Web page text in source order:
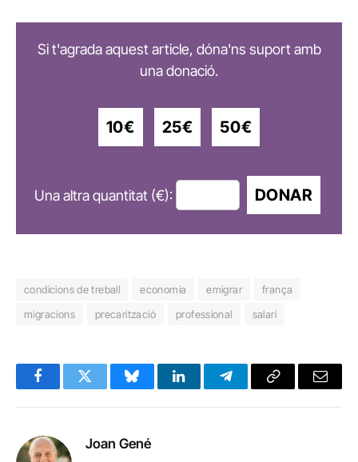
Si t'agrada aquest article, dóna'ns suport amb
una donació.
10€ 25€ 50€
Una altra quantitat (€): DONAR
condicions de treball economia emigrar
frança
migracions
precarització professional salari
FacebookTwitter BlueskyLinkedInTelegramCopy
Email
Joan Gené